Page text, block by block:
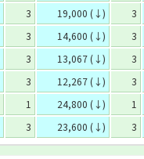
3 19,000 (↓) 3
3 14,600 (↓) 3
3 13,067 (↓) 3
3 12,267 (↓) 3
1 24,800 (↓) 1
3 23,600 (↓) 3